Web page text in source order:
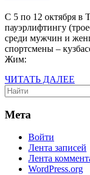
по
–
Кубка
С 5 по 12 октября в
пауэрлифтингу
среди мужчин и
спортсмены –
Жим:
ЧИТАТЬ ДАЛЕЕ
Search
for:
Мета
Войти
Лента записей
Лента
WordPress.org